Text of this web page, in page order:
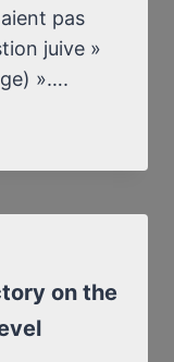
pas
juive »
»….
on the